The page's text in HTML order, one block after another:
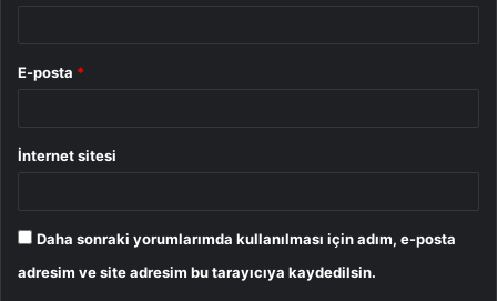
E-posta *
İnternet sitesi
Daha sonraki yorumlarımda kullanılması için adım, e-posta
adresim ve site adresim bu tarayıcıya kaydedilsin.